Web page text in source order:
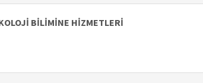
BİLİMİNE HİZMETLERİ